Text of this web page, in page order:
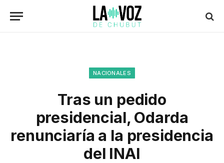
NACIONALES
Tras un pedido
presidencial, Odarda
renunciaría a la presidencia
del INAI